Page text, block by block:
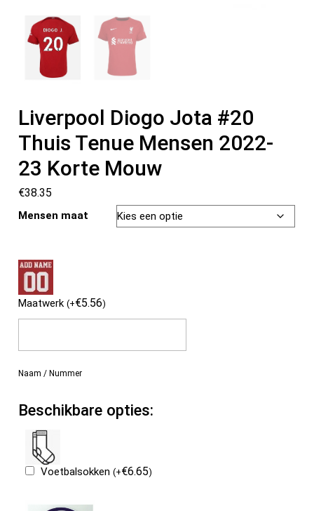
Liverpool Diogo Jota #20
Thuis Tenue Mensen 2022-
23 Korte Mouw
€38.35
Mensen maat
Maatwerk(+€5.56)
Naam / Nummer
Beschikbare opties:
Voetbalsokken(+€6.65)